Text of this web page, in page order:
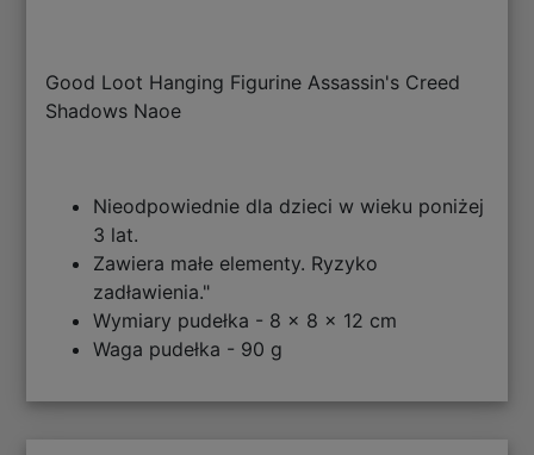
Good Loot Hanging Figurine Assassin's Creed
Shadows Naoe
Nieodpowiednie dla dzieci w wieku poniżej
3 lat.
Zawiera małe elementy. Ryzyko
zadławienia."
Wymiary pudełka - 8 x 8 x 12 cm
Waga pudełka - 90 g